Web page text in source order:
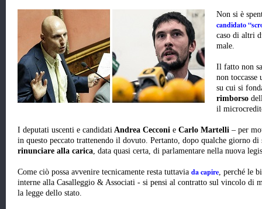
Non si è
candidato
caso di altri
male.
Il fatto non
non toccasse
su cui si
rimborso
il
I deputati uscenti e candidati Andrea Cecconi e Carlo Martelli – per
in questo peccato trattenendo il dovuto. Pertanto, dopo qualche giorno
rinunciare alla carica, data quasi certa, di parlamentare nella nuova
Come ciò possa avvenire tecnicamente resta tuttavia da capire, perché le
interne alla Casalleggio & Associati - si pensi al contratto sul vincolo di
la legge dello stato.